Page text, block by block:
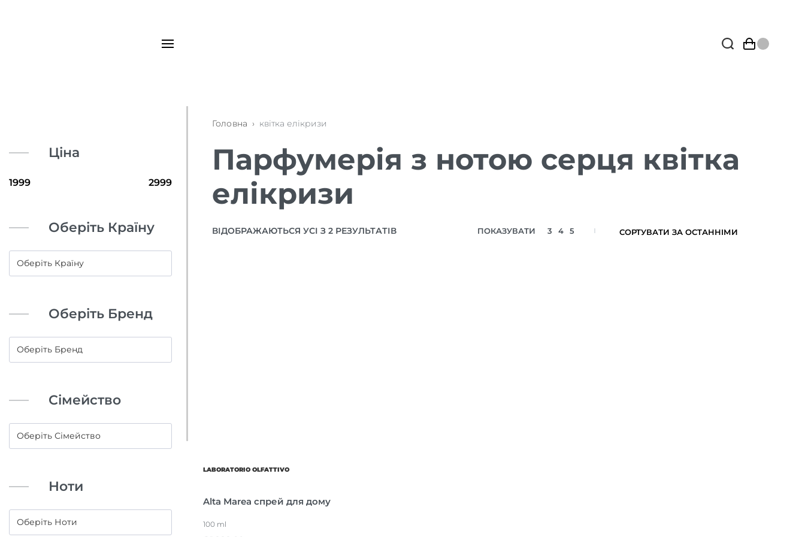
Ціна
Оберіть Країну
Оберіть Бренд
Сімейство
Ноти
Головна › квітка елікризи
Парфумерія з нотою серця квітка
елікризи
ВІДОБРАЖАЮТЬСЯ УСІ З 2 РЕЗУЛЬТАТІВ ПОКАЗУВАТИ 3 4 5
LABORATORIO OLFATTIVO
Alta Marea спрей для дому
100 ml